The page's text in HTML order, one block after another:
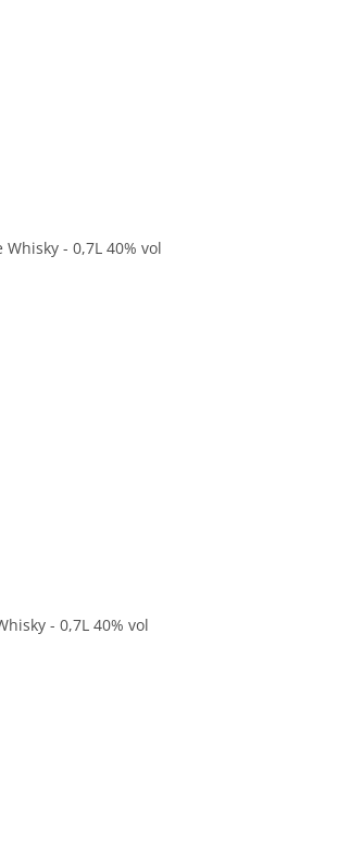
- 0,7L 40% vol
von 5 von 5 Sternen
- 0,7L 40% vol